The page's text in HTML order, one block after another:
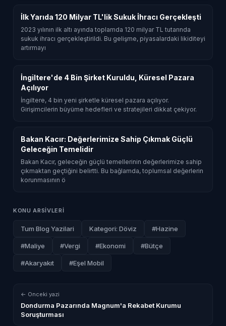
İlk Yarıda 120 Milyar TL'lik Sukuk İhracı Gerçekleşti
2023 yılının ilk altı ayında toplamda 120 milyar TL tutarında
sukuk ihracı gerçekleştirildi. Bu gelişme, piyasalardaki likiditeyi
artırmayı
İngiltere'de 4 Bin Şirket Kuruldu, Küresel Pazara
Açılıyor
İngiltere, 4 bin yeni şirketle küresel pazara açılıyor.
Girişimcilerin büyüme hedefleri ve stratejileri dikkat çekiyor.
Bakan Kacır: Değerlerimize Sahip Çıkmak Güçlü
Geleceğin Temelidir
Bakan Kacır, geleceğin güçlü temellerinin değerlerimize sahip
çıkmaktan geçtiğini belirtti. Bu bağlamda, toplumsal değerlerin
korunmasının ö
KONU ARSIVLERI
Tum Blog Yazilari Kategori: Döviz #Hazine
#Maliye #Vergi #Ekonomi #Bütçe
#Akaryakıt #Eşel Mobil
← Onceki yazi
Dondurma Pazarında Magnum'a Rekabet Kurumu
Soruşturması